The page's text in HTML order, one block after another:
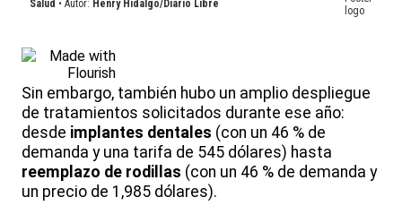
Sin embargo, también hubo un amplio despliegue
de tratamientos solicitados durante ese año:
desde implantes dentales (con un 46 % de
demanda y una tarifa de 545 dólares) hasta
reemplazo de rodillas (con un 46 % de demanda y
un precio de 1,985 dólares).